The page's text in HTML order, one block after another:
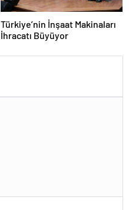
Türkiye’nin İnşaat Makinaları
İhracatı Büyüyor